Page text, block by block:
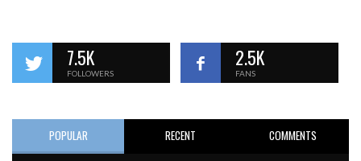
7.5K
FOLLOWERS
2.5K
FANS
POPULAR RECENT COMMENTS